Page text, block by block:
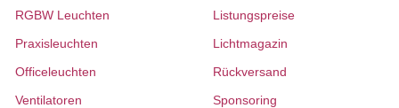
RGBW Leuchten
Praxisleuchten
Officeleuchten
Ventilatoren
Listungspreise
Lichtmagazin
Rückversand
Sponsoring